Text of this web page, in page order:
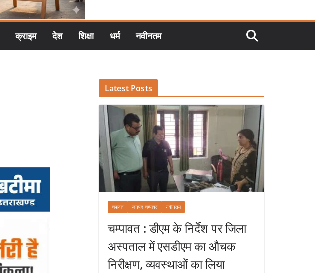
क्राइम देश शिक्षा धर्म नवीनतम
Latest Posts
चंपावत जनपद चम्पावत नवीनतम
चम्पावत : डीएम के निर्देश पर जिला
अस्पताल में एसडीएम का औचक
निरीक्षण, व्यवस्थाओं का लिया